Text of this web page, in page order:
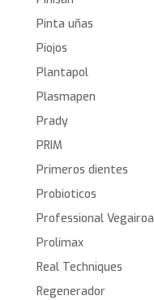
Pinta uñas
Piojos
Plantapol
Plasmapen
Prady
PRIM
Primeros dientes
Probioticos
Professional Vegairoa
Prolimax
Real Techniques
Regenerador